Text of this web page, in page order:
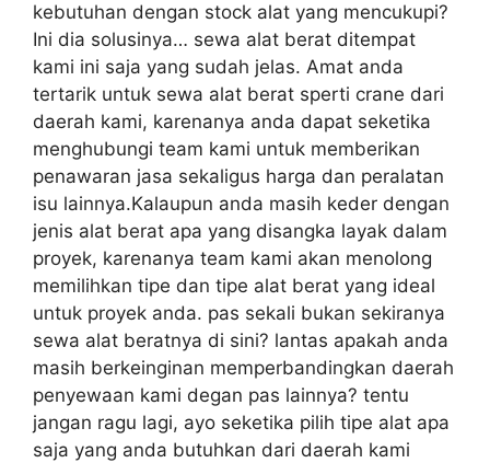
kebutuhan dengan stock alat yang mencukupi?
Ini dia solusinya… sewa alat berat ditempat
kami ini saja yang sudah jelas. Amat anda
tertarik untuk sewa alat berat sperti crane dari
daerah kami, karenanya anda dapat seketika
menghubungi team kami untuk memberikan
penawaran jasa sekaligus harga dan peralatan
isu lainnya.Kalaupun anda masih keder dengan
jenis alat berat apa yang disangka layak dalam
proyek, karenanya team kami akan menolong
memilihkan tipe dan tipe alat berat yang ideal
untuk proyek anda. pas sekali bukan sekiranya
sewa alat beratnya di sini? lantas apakah anda
masih berkeinginan memperbandingkan daerah
penyewaan kami degan pas lainnya? tentu
jangan ragu lagi, ayo seketika pilih tipe alat apa
saja yang anda butuhkan dari daerah kami